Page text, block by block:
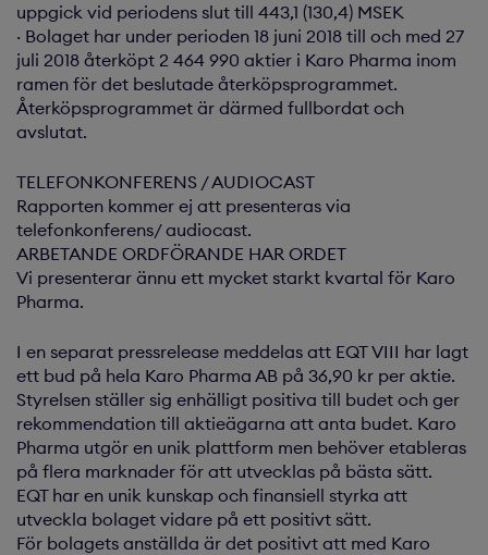
uppgick vid periodens slut till 443,1 (130,4) MSEK
· Bolaget har under perioden 18 juni 2018 till och med 27
juli 2018 återköpt 2 464 990 aktier i Karo Pharma inom
ramen för det beslutade återköpsprogrammet.
Återköpsprogrammet är därmed fullbordat och
avslutat.
TELEFONKONFERENS / AUDIOCAST
Rapporten kommer ej att presenteras via
telefonkonferens/ audiocast.
ARBETANDE ORDFÖRANDE HAR ORDET
Vi presenterar ännu ett mycket starkt kvartal för Karo
Pharma.
I en separat pressrelease meddelas att EQT VIII har lagt
ett bud på hela Karo Pharma AB på 36,90 kr per aktie.
Styrelsen ställer sig enhälligt positiva till budet och ger
rekommendation till aktieägarna att anta budet. Karo
Pharma utgör en unik plattform men behöver etableras
på flera marknader för att utvecklas på bästa sätt.
EQT har en unik kunskap och finansiell styrka att
utveckla bolaget vidare på ett positivt sätt.
För bolagets anställda är det positivt att med Karo